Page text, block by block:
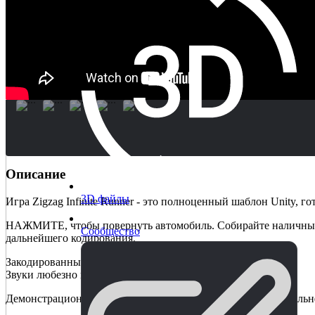
3D файлы
Сообщество
Описание
Игра Zigzag Infinite Runner - это полноценный шаблон Unity,
НАЖМИТЕ, чтобы повернуть автомобиль. Собирайте наличные
дальнейшего кодирования.
Закодированный на C#
Звуки любезно предоставлены проектом free sound project.
Демонстрационные ресурсы карт и модели взяты из